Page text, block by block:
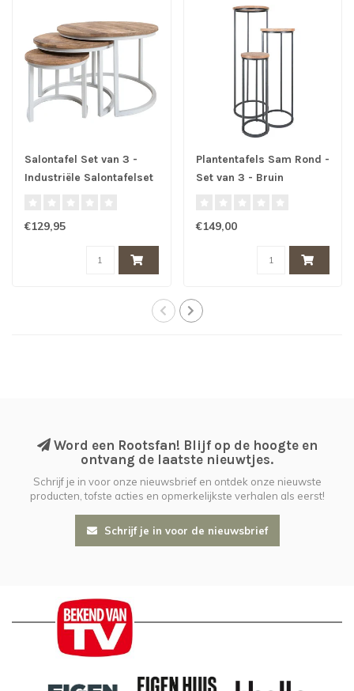
Salontafel Set van 3 -
Industriële Salontafelset
€129,95
Plantentafels Sam Rond -
Set van 3 - Bruin
€149,00
Word een Rootsfan! Blijf op de hoogte en
ontvang de laatste nieuwtjes.
Schrijf je in voor onze nieuwsbrief en ontdek onze nieuwste
producten, tofste acties en opmerkelijkste verhalen als eerst!
Schrijf je in voor de nieuwsbrief